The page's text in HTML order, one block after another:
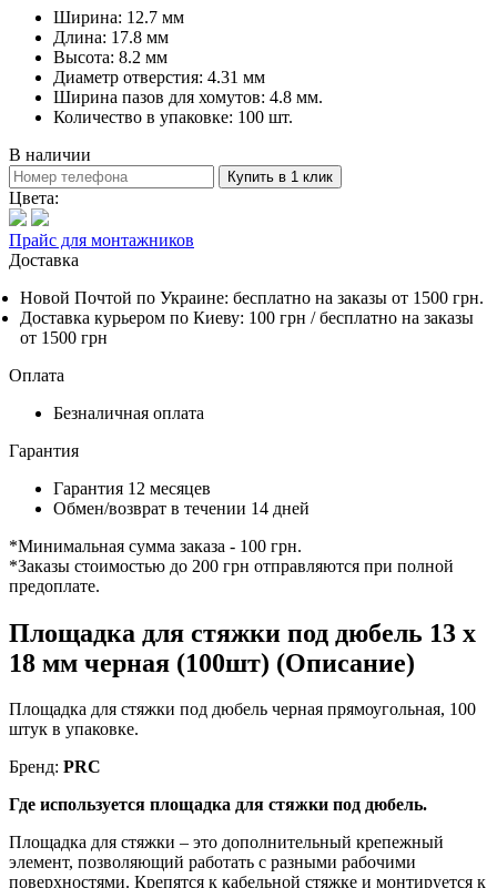
Ширина: 12.7 мм
Длина: 17.8 мм
Высота: 8.2 мм
Диаметр отверстия: 4.31 мм
Ширина пазов для хомутов: 4.8 мм.
Количество в упаковке: 100 шт.
В наличии
Купить в 1 клик
Цвета:
Прайс для монтажников
Доставка
Новой Почтой по Украине: бесплатно на заказы от 1500 грн.
Доставка курьером по Киеву: 100 грн /бесплатно на заказы
от 1500 грн
Оплата
Безналичная оплата
Гарантия
Гарантия 12 месяцев
Обмен/возврат в течении 14 дней
*Минимальная сумма заказа - 100 грн.
*Заказы стоимостью до 200 грн отправляются при полной
предоплате.
Площадка для стяжки под дюбель 13 x
18 мм черная (100шт) (Описание)
Площадка для стяжки под дюбель черная прямоугольная, 100
штук в упаковке.
Бренд: PRC
Где используется площадка для стяжки под дюбель.
Площадка для стяжки – это дополнительный крепежный
элемент, позволяющий работать с разными рабочими
поверхностями. Крепятся к кабельной стяжке и монтируется к